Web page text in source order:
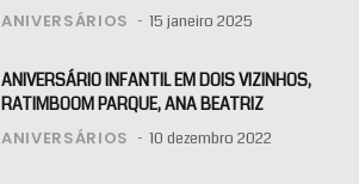
ANIVERSÁRIOS 15 janeiro 2025
ANIVERSÁRIO INFANTIL EM DOIS VIZINHOS,
RATIMBOOM PARQUE, ANA BEATRIZ
ANIVERSÁRIOS 10 dezembro 2022